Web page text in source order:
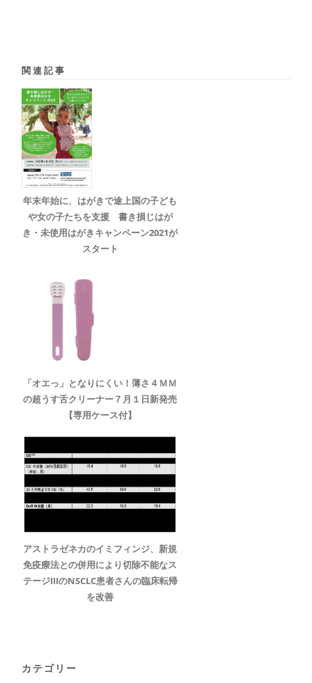
関連記事
年末年始に、はがきで途上国の子ども
や女の子たちを支援 書き損じはが
き・未使用はがきキャンペーン2021が
スタート
「オエっ」となりにくい！薄さ４ＭＭ
の超うす舌クリーナー７月１日新発売
【専用ケース付】
アストラゼネカのイミフィンジ、新規
免疫療法との併用により切除不能なス
テージIIIのNSCLC患者さんの臨床転帰
を改善
カテゴリー